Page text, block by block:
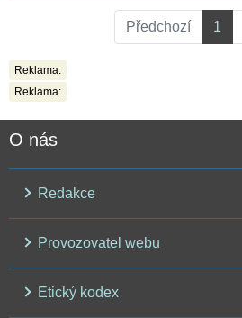
Předchozí 1
Reklama:
Reklama:
O nás
Redakce
Provozovatel webu
Etický kodex